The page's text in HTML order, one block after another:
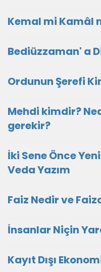
Kemal mi Kamâl
Bediüzzaman' a
Ordunun Şerefi
Mehdi kimdir?
gerekir?
İki Sene Önce
Veda Yazım
Faiz Nedir ve
İnsanlar Niçin
Kayıt Dışı